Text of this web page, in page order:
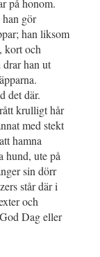
på honom.
gör
han liksom
kort och
drar han ut
det där.
krulligt hår
med stekt
hamna
hund, ute på
sin dörr
står där i
och
Dag eller